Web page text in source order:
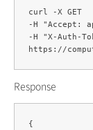
curl -X GET
-H "Accept:
-H "X-Auth-
https://
Response
{